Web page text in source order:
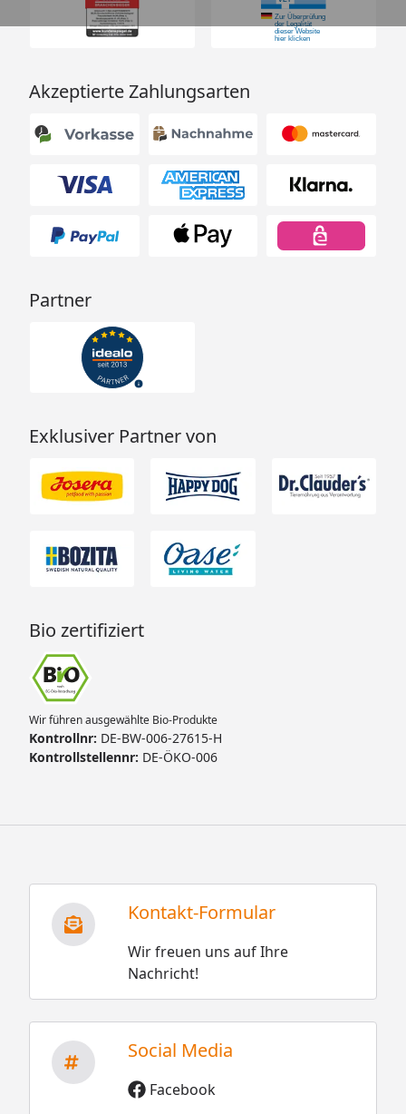
Akzeptierte Zahlungsarten
Partner
Exklusiver Partner von
Bio zertifiziert
Wir führen ausgewählte Bio-Produkte
Kontrollnr: DE-BW-006-27615-H
Kontrollstellennr: DE-ÖKO-006
Kontakt-Formular
Wir freuen uns auf Ihre
Nachricht!
Social Media
Facebook